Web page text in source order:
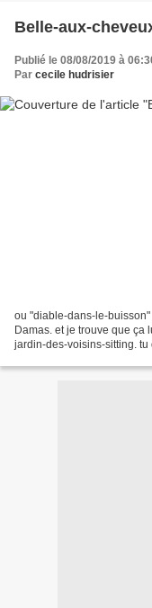
Belle-aux-
Publié le 08/08/2019 à
Par cecile hudrisier
ou "diable-dans-le-
Damas. et je trouve que ça
jardin-des-voisins-sitting. tu